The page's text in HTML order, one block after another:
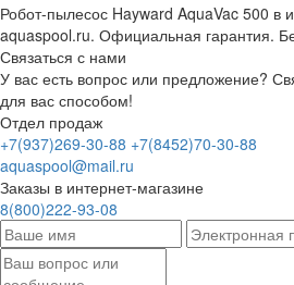
Робот-пылесос Hayward AquaVac 500 в
aquaspool.ru. Официальная гарантия.
Связаться с нами
У вас есть вопрос или предложение?
для вас способом!
Отдел продаж
+7(937)269-30-88 +7(8452)70-30-88
aquaspool@mail.ru
Заказы в интернет-магазине
8(800)222-93-08